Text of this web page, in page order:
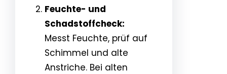
Feuchte- und
Schadstoffcheck:
Messt Feuchte, prüf auf
Schimmel und alte
Anstriche. Bei alten